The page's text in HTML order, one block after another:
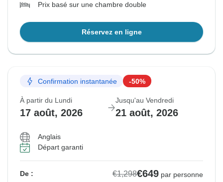
Prix basé sur une chambre double
Réservez en ligne
Confirmation instantanée -50%
À partir du Lundi
17 août, 2026
Jusqu'au Vendredi
21 août, 2026
Anglais
Départ garanti
De : €1,298€649 par personne